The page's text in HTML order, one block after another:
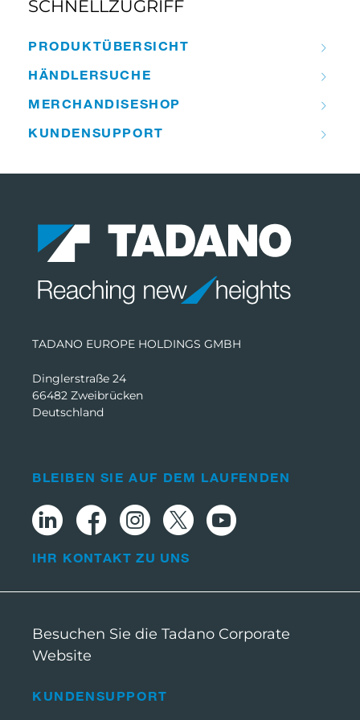
SCHNELLZUGRIFF
PRODUKT­ÜBERSICHT
HÄNDLER­­SUCHE
MERCHANDISE­­SHOP
KUNDEN­­SUPPORT
TADANO EUROPE HOLDINGS GMBH
Dinglerstraße 24
66482 Zweibrücken
Deutschland
KUNDENSUPPORT
BLEIBEN SIE AUF DEM LAUFENDEN
IHR KONTAKT ZU UNS
Besuchen Sie die Tadano Corporate
Website